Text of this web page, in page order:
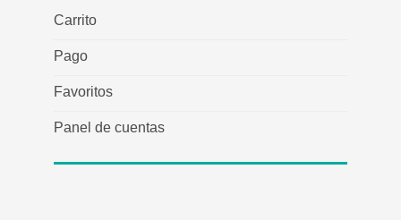
Carrito
Pago
Favoritos
Panel de cuentas